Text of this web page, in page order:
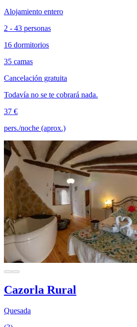
Alojamiento entero
2 - 43 personas
16 dormitorios
35 camas
Cancelación gratuita
Todavía no se te cobrará nada.
37 €
pers./noche (aprox.)
Cazorla Rural
Quesada